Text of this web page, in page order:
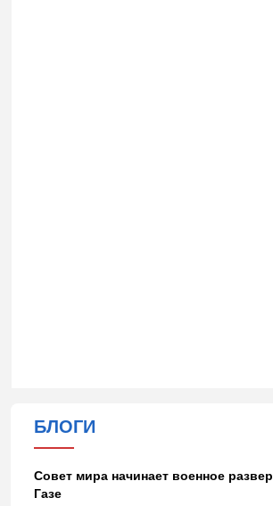
БЛОГИ
Совет мира начинает военное
Газе